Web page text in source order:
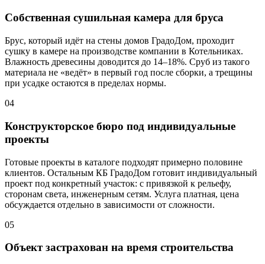
Собственная сушильная камера для бруса
Брус, который идёт на стены домов ГрадоДом, проходит
сушку в камере на производстве компании в Котельниках.
Влажность древесины доводится до 14–18%. Сруб из такого
материала не «ведёт» в первый год после сборки, а трещины
при усадке остаются в пределах нормы.
04
Конструкторское бюро под индивидуальные
проекты
Готовые проекты в каталоге подходят примерно половине
клиентов. Остальным КБ ГрадоДом готовит индивидуальный
проект под конкретный участок: с привязкой к рельефу,
сторонам света, инженерным сетям. Услуга платная, цена
обсуждается отдельно в зависимости от сложности.
05
Объект застрахован на время строительства